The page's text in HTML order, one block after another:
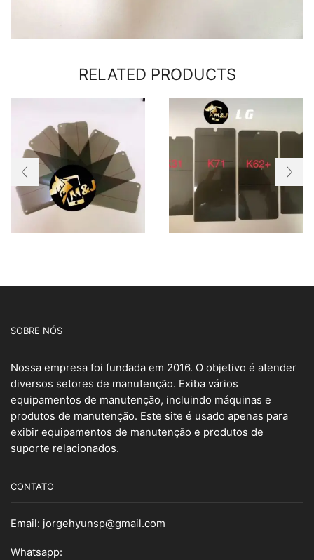
RELATED PRODUCTS
SOBRE NÓS
Nossa empresa foi fundada em 2016. O objetivo é atender
diversos setores de manutenção. Exiba vários
equipamentos de manutenção, incluindo máquinas e
produtos de manutenção. Este site é usado apenas para
exibir equipamentos de manutenção e produtos de
suporte relacionados.
CONTATO
Email: jorgehyunsp@gmail.com
Whatsapp: